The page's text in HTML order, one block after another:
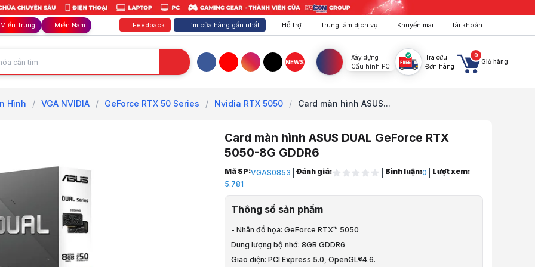
Miền Trung Miền Nam Feedback Tìm cửa hàng gần nhất Hỗ trợ Trung tâm dịch vụ Khuyến mãi Tài khoản
FacebookYouTubeInstagram
TikTok
NEWS
Xây dựng
Cấu hình PC
Tra cứu
Đơn hàng
0
Giỏ hàng
Hình / VGA NVIDIA / GeForce RTX 50 Series / Nvidia RTX 5050 / Card màn hình ASUS...
Card màn hình ASUS DUAL GeForce RTX
5050-8G GDDR6
Trang chủ
1
Linh Kiện Máy Tính
VGA - Card Màn Hình
GeForce RTX 50 Series
Mã SP:VGAS0853 Đánh giá: Bình luận:0
Lượt xem:
5.781
Thông số sản phẩm
- Nhân đồ họa: GeForce RTX™ 5050
Dung lượng bộ nhớ: 8GB GDDR6
Giao diện: PCI Express 5.0, OpenGL®4.6.